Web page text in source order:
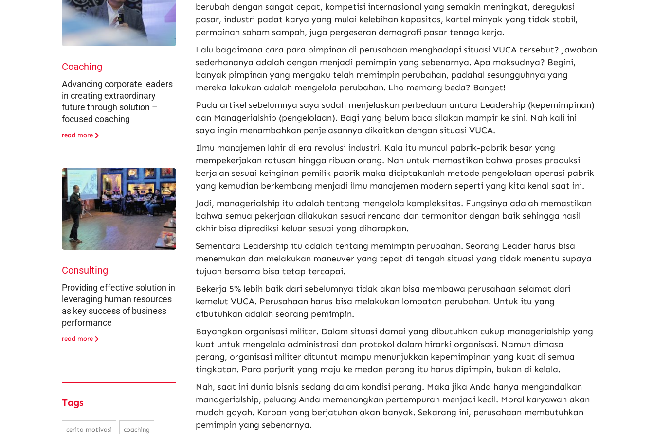
berubah dengan sangat cepat, kompetisi internasional yang semakin meningkat, deregulasi
pasar, industri padat karya yang mulai kelebihan kapasitas, kartel minyak yang tidak stabil,
permainan saham sampah, juga pergeseran demografi pasar tenaga kerja.
Lalu bagaimana cara para pimpinan di perusahaan menghadapi situasi VUCA tersebut? Jawaban
sederhananya adalah dengan menjadi pemimpin yang sebenarnya. Apa maksudnya? Begini,
banyak pimpinan yang mengaku telah memimpin perubahan, padahal sesungguhnya yang
mereka lakukan adalah mengelola perubahan. Lho memang beda? Banget!
Pada artikel sebelumnya saya sudah menjelaskan perbedaan antara Leadership (kepemimpinan)
dan Managerialship (pengelolaan). Bagi yang belum baca silakan mampir ke sini. Nah kali ini
saya ingin menambahkan penjelasannya dikaitkan dengan situasi VUCA.
Ilmu manajemen lahir di era revolusi industri. Kala itu muncul pabrik-pabrik besar yang
mempekerjakan ratusan hingga ribuan orang. Nah untuk memastikan bahwa proses produksi
berjalan sesuai keinginan pemilik pabrik maka diciptakanlah metode pengelolaan operasi pabrik
yang kemudian berkembang menjadi ilmu manajemen modern seperti yang kita kenal saat ini.
Jadi, managerialship itu adalah tentang mengelola kompleksitas. Fungsinya adalah memastikan
bahwa semua pekerjaan dilakukan sesuai rencana dan termonitor dengan baik sehingga hasil
akhir bisa diprediksi keluar sesuai yang diharapkan.
Sementara Leadership itu adalah tentang memimpin perubahan. Seorang Leader harus bisa
menemukan dan melakukan maneuver yang tepat di tengah situasi yang tidak menentu supaya
tujuan bersama bisa tetap tercapai.
Bekerja 5% lebih baik dari sebelumnya tidak akan bisa membawa perusahaan selamat dari
kemelut VUCA. Perusahaan harus bisa melakukan lompatan perubahan. Untuk itu yang
dibutuhkan adalah seorang pemimpin.
Bayangkan organisasi militer. Dalam situasi damai yang dibutuhkan cukup managerialship yang
kuat untuk mengelola administrasi dan protokol dalam hirarki organisasi. Namun dimasa
perang, organisasi militer dituntut mampu menunjukkan kepemimpinan yang kuat di semua
tingkatan. Para parjurit yang maju ke medan perang itu harus dipimpin, bukan di kelola.
Nah, saat ini dunia bisnis sedang dalam kondisi perang. Maka jika Anda hanya mengandalkan
managerialship, peluang Anda memenangkan pertempuran menjadi kecil. Moral karyawan akan
mudah goyah. Korban yang berjatuhan akan banyak. Sekarang ini, perusahaan membutuhkan
pemimpin yang sebenarnya.
Coaching
Advancing corporate leaders
in creating extraordinary
future through solution –
focused coaching
read more
Consulting
Providing effective solution in
leveraging human resources
as key success of business
performance
read more
Tags
cerita motivasi coaching